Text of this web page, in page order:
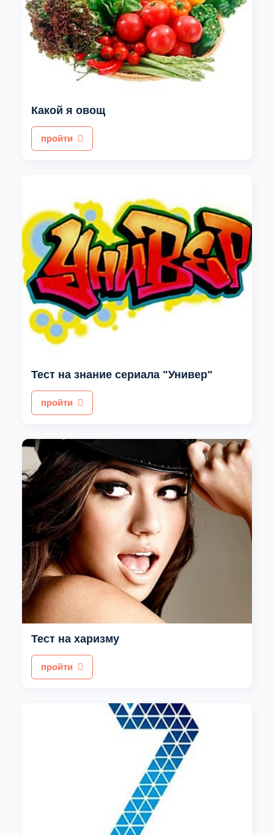
Какой я овощ
пройти
Тест на знание сериала "Универ"
пройти
Тест на харизму
пройти